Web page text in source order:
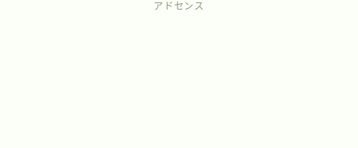
アドセンス